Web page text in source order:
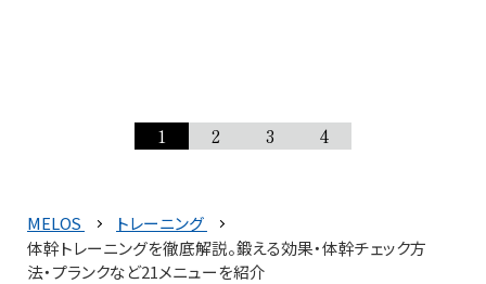
1 2 3 4
MELOS
トレーニング
体幹トレーニングを徹底解説。鍛える効果・体幹チェック方
法・プランクなど21メニューを紹介